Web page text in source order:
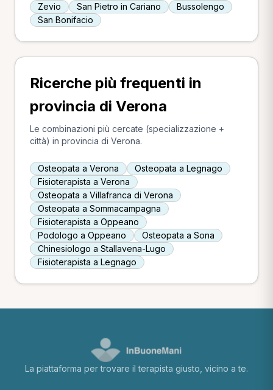
Zevio
San Pietro in Cariano
Bussolengo
San Bonifacio
Ricerche più frequenti in
provincia di Verona
Le combinazioni più cercate (specializzazione +
città) in provincia di Verona.
Osteopata a Verona
Osteopata a Legnago
Fisioterapista a Verona
Osteopata a Villafranca di Verona
Osteopata a Sommacampagna
Fisioterapista a Oppeano
Podologo a Oppeano
Osteopata a Sona
Chinesiologo a Stallavena-Lugo
Fisioterapista a Legnago
La piattaforma per trovare il terapista giusto, vicino a te.